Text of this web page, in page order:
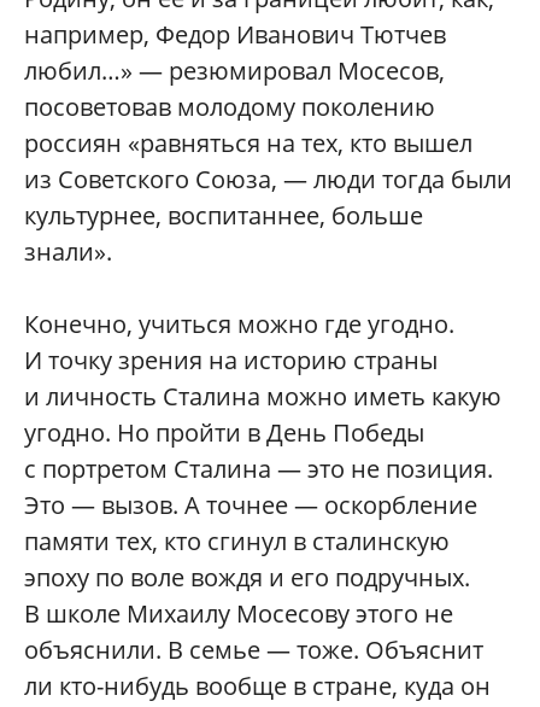
например, Федор Иванович Тютчев
любил…» — резюмировал Мосесов,
посоветовав молодому поколению
россиян «равняться на тех, кто вышел
из Советского Союза, — люди тогда были
культурнее, воспитаннее, больше
знали».
Конечно, учиться можно где угодно.
И точку зрения на историю страны
и личность Сталина можно иметь какую
угодно. Но пройти в День Победы
с портретом Сталина — это не позиция.
Это — вызов. А точнее — оскорбление
памяти тех, кто сгинул в сталинскую
эпоху по воле вождя и его подручных.
В школе Михаилу Мосесову этого не
объяснили. В семье — тоже. Объяснит
ли кто-нибудь вообще в стране, куда он